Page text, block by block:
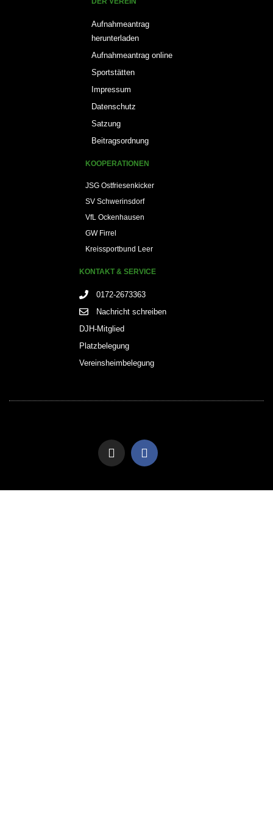
Aufnahmeantrag
herunterladen
Aufnahmeantrag online
Sportstätten
Impressum
Datenschutz
Satzung
Beitragsordnung
KOOPERATIONEN
JSG Ostfriesenkicker
SV Schwerinsdorf
VfL Ockenhausen
GW Firrel
Kreissportbund Leer
KONTAKT & SERVICE
0172-2673363
Nachricht schreiben
DJH-Mitglied
Platzbelegung
Vereinsheimbelegung